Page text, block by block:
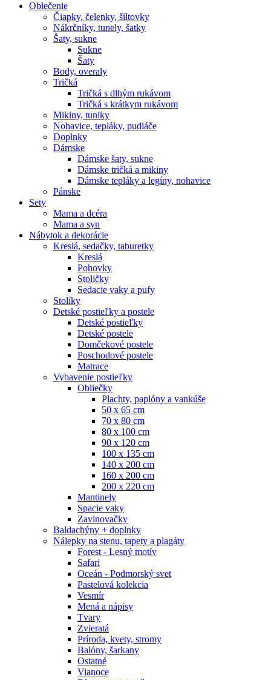
Oblečenie
Čiapky, čelenky, šiltovky
Nákrčníky, tunely, šatky
Šaty, sukne
Sukne
Šaty
Body, overaly
Tričká
Tričká s dlhým rukávom
Tričká s krátkym rukávom
Mikiny, tuniky
Nohavice, tepláky, pudláče
Doplnky
Dámske
Dámske šaty, sukne
Dámske tričká a mikiny
Dámske tepláky a legíny, nohavice
Pánske
Sety
Mama a dcéra
Mama a syn
Nábytok a dekorácie
Kreslá, sedačky, taburetky
Kreslá
Pohovky
Stoličky
Sedacie vaky a pufy
Stolíky
Detské postieľky a postele
Detské postieľky
Detské postele
Domčekové postele
Poschodové postele
Matrace
Vybavenie postieľky
Obliečky
Plachty, paplóny a vankúše
50 x 65 cm
70 x 80 cm
80 x 100 cm
90 x 120 cm
100 x 135 cm
140 x 200 cm
160 x 200 cm
200 x 220 cm
Mantinely
Spacie vaky
Zavinovačky
Baldachýny + doplnky
Nálepky na stenu, tapety a plagáty
Forest - Lesný motív
Safari
Oceán - Podmorský svet
Pastelová kolekcia
Vesmír
Mená a nápisy
Tvary
Zvieratá
Príroda, kvety, stromy
Balóny, šarkany
Ostatné
Vianoce